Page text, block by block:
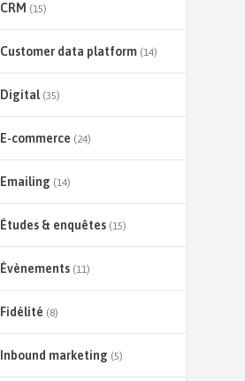
CRM (15)
Customer data platform(14)
Digital(35)
E-commerce (24)
Emailing (14)
Études & enquêtes(15)
Évènements(11)
Fidélité (8)
Inbound marketing (5)